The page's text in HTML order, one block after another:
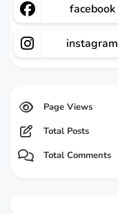
facebook
instagram
Total Posts
Total Comments